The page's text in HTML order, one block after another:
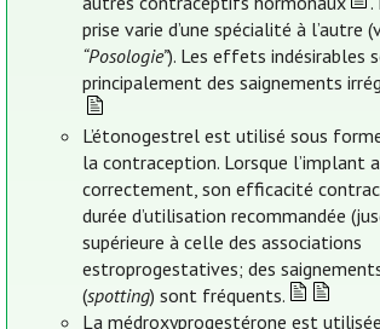
prise varie d’une spécialité à l’autre
“Posologie”). Les effets indésirables
principalement des saignements
L’étonogestrel est utilisé sous
la contraception. Lorsque l’implant
correctement, son efficacité
durée d’utilisation recommandée
supérieure à celle des associations
estroprogestatives; des
(spotting) sont fréquents.
La médroxyprogestérone est